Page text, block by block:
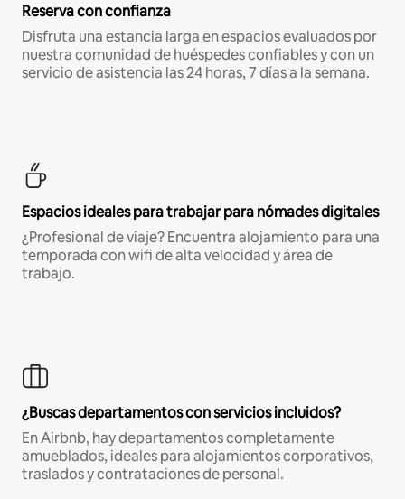
Reserva con confianza
Disfruta una estancia larga en espacios evaluados por
nuestra comunidad de huéspedes confiables y con un
servicio de asistencia las 24 horas, 7 días a la semana.
Espacios ideales para trabajar para nómades digitales
¿Profesional de viaje? Encuentra alojamiento para una
temporada con wifi de alta velocidad y área de
trabajo.
¿Buscas departamentos con servicios incluidos?
En Airbnb, hay departamentos completamente
amueblados, ideales para alojamientos corporativos,
traslados y contrataciones de personal.